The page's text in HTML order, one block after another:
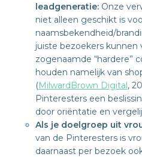
leadgeneratie: Onze
niet alleen geschikt is
naamsbekendheid/
juiste bezoekers kunnen
zogenaamde “hardere”
houden namelijk van
(MilwardBrown Digital,
Pinteresters een
door oriëntatie en
Als je doelgroep uit
van de Pinteresters is
daarnaast per bezoek